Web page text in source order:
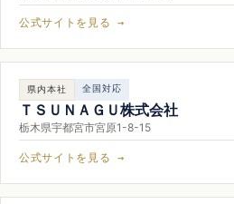
公式サイトを見る →
県内本社 全国対応
ＴＳＵＮＡＧＵ株式会社
栃木県宇都宮市宮原1-8-15
公式サイトを見る →